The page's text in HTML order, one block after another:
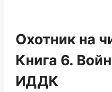
Охотник на
Книга 6.
ИДДК